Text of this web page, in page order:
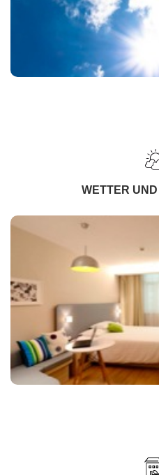
WETTER